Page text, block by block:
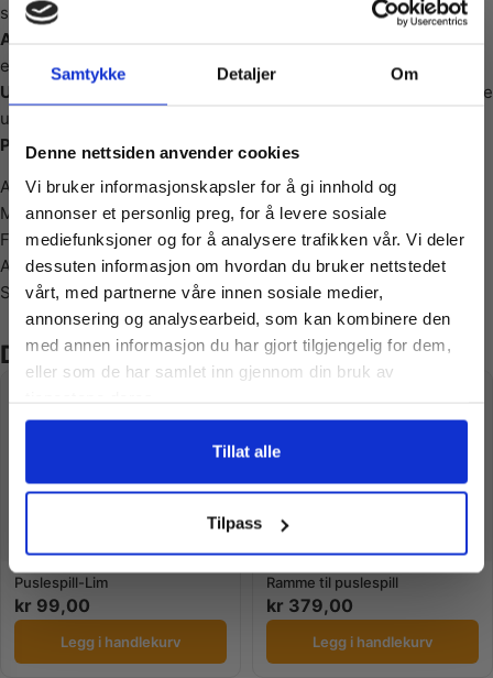
Samtykke Detaljer Om
Denne nettsiden anvender cookies
Vi bruker informasjonskapsler for å gi innhold og
annonser et personlig preg, for å levere sosiale
mediefunksjoner og for å analysere trafikken vår. Vi deler
dessuten informasjon om hvordan du bruker nettstedet
vårt, med partnerne våre innen sosiale medier,
annonsering og analysearbeid, som kan kombinere den
med annen informasjon du har gjort tilgjengelig for dem,
eller som de har samlet inn gjennom din bruk av
Tillat alle
Tilpass
sikrer at puslespillet holder seg fint etter flere gangers bruk.
Avslappende og sosial aktivitet
eller som en hyggelig aktivitet med familie og venner.
Utfordrende moro
: Med 1000 brikker er dette puslespillet både
underholdende og utfordrende for alle ferdighetsnivåer.
Produktspesifikasjoner:
Antall brikker: 1000
Materiale: Slitesterk, miljøvennlig papp
Ferdig størrelse: ca. 68 x 48 cm
Anbefalt alder: Fra 12 år
Se vårt store utvalg av tilbehør
Du liker kanskje også…
Puslespill-Lim
kr 99,00
Legg i handlekurv
Ramme til puslespill
kr 379,00
Legg i handlekurv
Vil du ha
10% Rabatt?
Meld deg på vårt nyhetsbrev og motta
gode tilbud og produktinformasjon fra
oss¢!
Ja takk, jeg er med
Nei takk! Jeg betaler fullpris